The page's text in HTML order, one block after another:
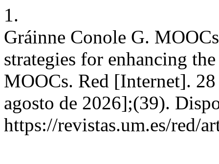
1.
Gráinne Conole G.
strategies for enhancing
MOOCs. Red [Internet].
agosto de 2026];(39).
https://revistas.um.es/red/